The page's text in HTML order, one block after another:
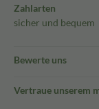
Zahlarten
sicher und bequem
Bewerte uns
Vertraue unserem